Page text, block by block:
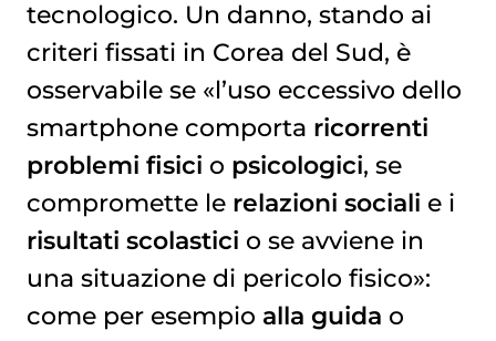
tecnologico. Un danno, stando ai
criteri fissati in Corea del Sud, è
osservabile se «l’uso eccessivo dello
smartphone comporta ricorrenti
problemi fisici o psicologici, se
compromette le relazioni sociali e i
risultati scolastici o se avviene in
una situazione di pericolo fisico»:
come per esempio alla guida o